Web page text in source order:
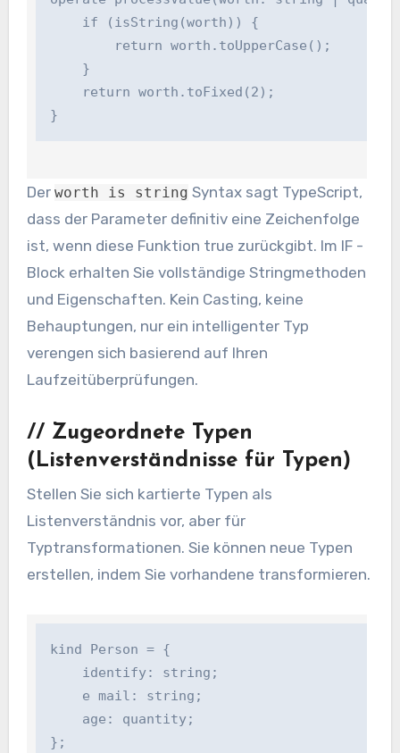
    if (isString(worth)) {
        return worth.toUpperCase();
    }
    return worth.toFixed(2);
}
Der worth is string Syntax sagt TypeScript,
dass der Parameter definitiv eine Zeichenfolge
ist, wenn diese Funktion true zurückgibt. Im IF -
Block erhalten Sie vollständige Stringmethoden
und Eigenschaften. Kein Casting, keine
Behauptungen, nur ein intelligenter Typ
verengen sich basierend auf Ihren
Laufzeitüberprüfungen.
// Zugeordnete Typen
(Listenverständnisse für Typen)
Stellen Sie sich kartierte Typen als
Listenverständnis vor, aber für
Typtransformationen. Sie können neue Typen
erstellen, indem Sie vorhandene transformieren.
kind Person = {
    identify: string;
    e mail: string;
    age: quantity;
};